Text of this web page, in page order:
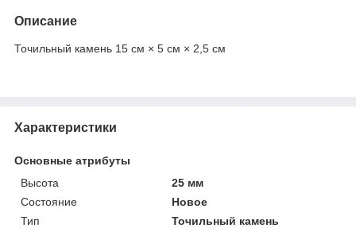
Описание
Точильный камень 15 см × 5 см × 2,5 см
Характеристики
Основные атрибуты
Высота
25 мм
Состояние
Новое
Тип
Точильный камень